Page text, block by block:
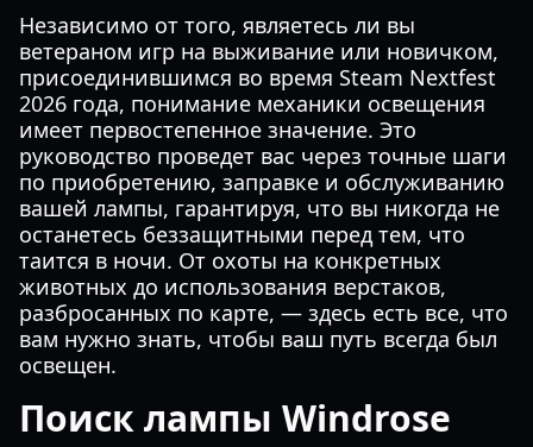
Независимо от того, являетесь ли вы
ветераном игр на выживание или новичком,
присоединившимся во время Steam Nextfest
2026 года, понимание механики освещения
имеет первостепенное значение. Это
руководство проведет вас через точные шаги
по приобретению, заправке и обслуживанию
вашей лампы, гарантируя, что вы никогда не
останетесь беззащитными перед тем, что
таится в ночи. От охоты на конкретных
животных до использования верстаков,
разбросанных по карте, — здесь есть все, что
вам нужно знать, чтобы ваш путь всегда был
освещен.
Поиск лампы Windrose